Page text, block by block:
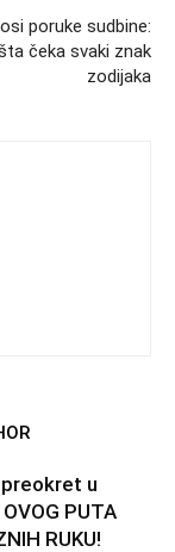
poruke sudbine:
čeka svaki znak
zodijaka
preokret u
PUTA
RUKU!